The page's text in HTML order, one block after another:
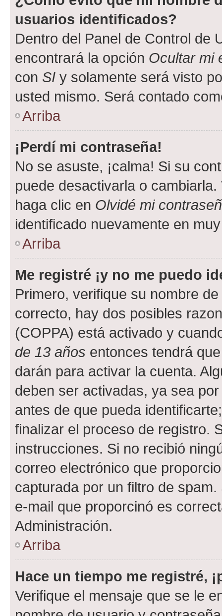
usuarios identificados?
Dentro del Panel de Control de
encontrará la opción Ocultar mi
con SI y solamente será visto
usted mismo. Será contado
Arriba
¡Perdí mi contraseña!
No se asuste, ¡calma! Si su
puede desactivarla o
haga clic en Olvidé mi
identificado nuevamente en
Arriba
Me registré ¡y no me puedo
Primero, verifique su nombre
correcto, hay dos posibles
(COPPA) está activado y
de 13 años entonces tendrá
darán para activar la cuenta.
deben ser activadas, ya sea
antes de que pueda
finalizar el proceso de registro.
instrucciones. Si no recibió
correo electrónico que
capturada por un filtro de
e-mail que proporcinó es
Administración.
Arriba
Hace un tiempo me registré,
Verifique el mensaje que se le